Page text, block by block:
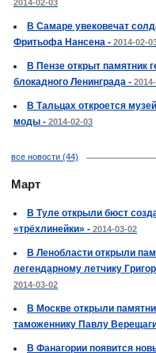
2014-02-03
В Самаре увековечат
Фритьофа Нансена - 2014-02-
В Пензе открыт памятник
блокадного Ленинграда -
В Тальцах откроется
моды - 2014-02-03
все новости (44)
Март
В Туле открыли бюст
«трёхлинейки» - 2014-03-02
В Ленобласти открыли
легендарному летчику
2014-03-02
В Москве открыли
таможеннику Павлу
В Фанагории появится